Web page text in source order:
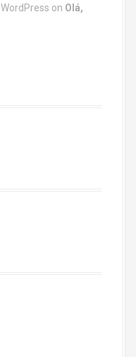
on Olá,